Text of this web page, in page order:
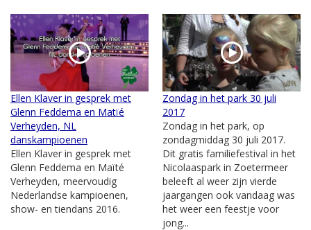
Ellen Klaver in gesprek met
Glenn Feddema en Matïé
Verheyden, NL
danskampioenen
Ellen Klaver in gesprek met
Glenn Feddema en Maïté
Verheyden, meervoudig
Nederlandse kampioenen,
show- en tiendans 2016.
Zondag in het park 30 juli
2017
Zondag in het park, op
zondagmiddag 30 juli 2017.
Dit gratis familiefestival in het
Nicolaaspark in Zoetermeer
beleeft al weer zijn vierde
jaargangen ook vandaag was
het weer een feestje voor
jong...